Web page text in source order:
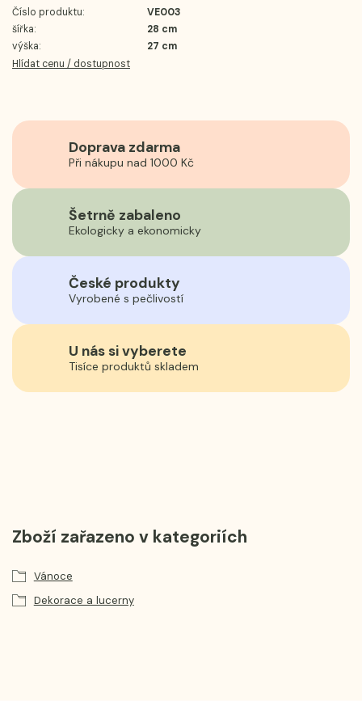
Číslo produktu:
VE003
šířka:
28 cm
výška:
27 cm
Hlídat cenu / dostupnost
Doprava zdarma
Při nákupu nad 1000 Kč
Šetrně zabaleno
Ekologicky a ekonomicky
České produkty
Vyrobené s pečlivostí
U nás si vyberete
Tisíce produktů skladem
Zboží zařazeno v kategoriích
Vánoce
Dekorace a lucerny